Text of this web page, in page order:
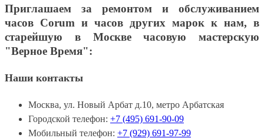
Приглашаем за ремонтом и обслуживанием
часов Corum и часов других марок к нам, в
старейшую в Москве часовую мастерскую
"Верное Время":
Наши контакты
Москва, ул. Новый Арбат д.10, метро Арбатская
Городской телефон: +7 (495) 691-90-09
Мобильный телефон: +7 (929) 691-97-99